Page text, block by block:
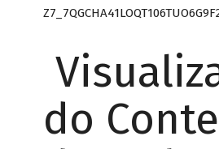
do